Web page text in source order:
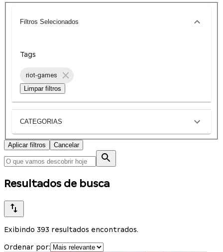
Filtros Selecionados
Tags
riot-games
Limpar filtros
CATEGORIAS
Aplicar filtros Cancelar
Resultados de busca
Exibindo 393 resultados encontrados.
Ordenar por: